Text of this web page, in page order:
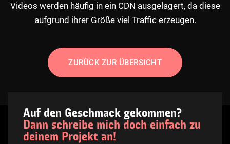
Videos werden häufig in ein CDN ausgelagert, da diese
aufgrund ihrer Größe viel Traffic erzeugen.
ZURÜCK ZUR ÜBERSICHT
Auf den Geschmack gekommen?
Dann schreibe mich doch einfach zu
deinem Projekt an!